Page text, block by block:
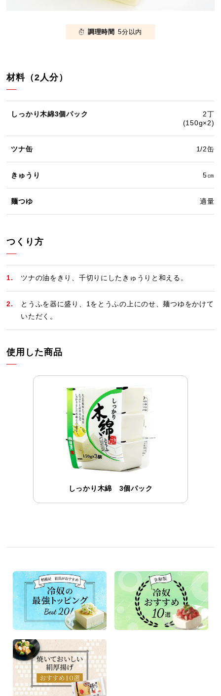
調理時間 5分以内
材料（2人分）
しっかり木綿3個パック
2丁
(150g×2)
ツナ缶 1/2缶
きゅうり 5㎝
麺つゆ 適量
つくり方
ツナの油をきり、千切りにしたきゅうりと和える。
とうふを器に盛り、1をとうふの上にのせ、麺つゆをかけて
いただく。
使用した商品
しっかり木綿 3個パック